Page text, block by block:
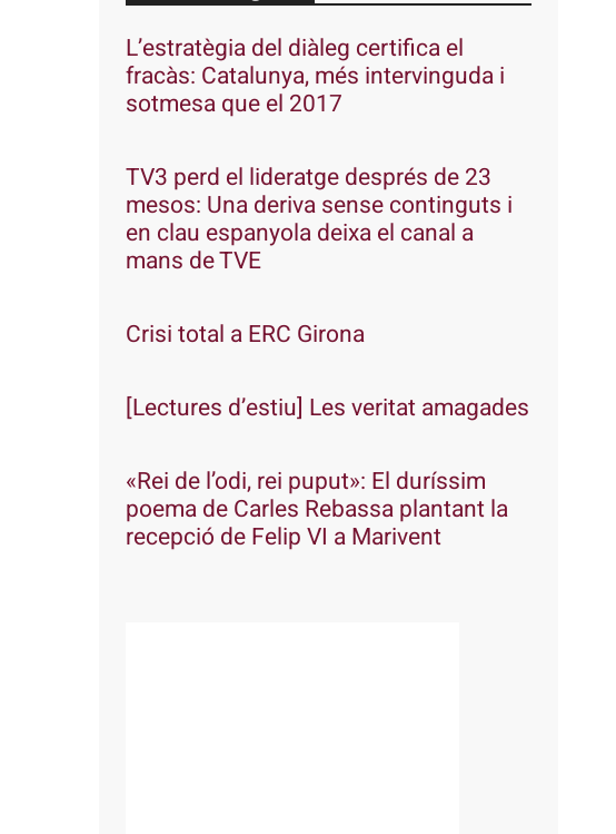
L’estratègia del diàleg certifica el
fracàs: Catalunya, més intervinguda i
sotmesa que el 2017
TV3 perd el lideratge després de 23
mesos: Una deriva sense continguts i
en clau espanyola deixa el canal a
mans de TVE
Crisi total a ERC Girona
[Lectures d’estiu] Les veritat amagades
«Rei de l’odi, rei puput»: El duríssim
poema de Carles Rebassa plantant la
recepció de Felip VI a Marivent